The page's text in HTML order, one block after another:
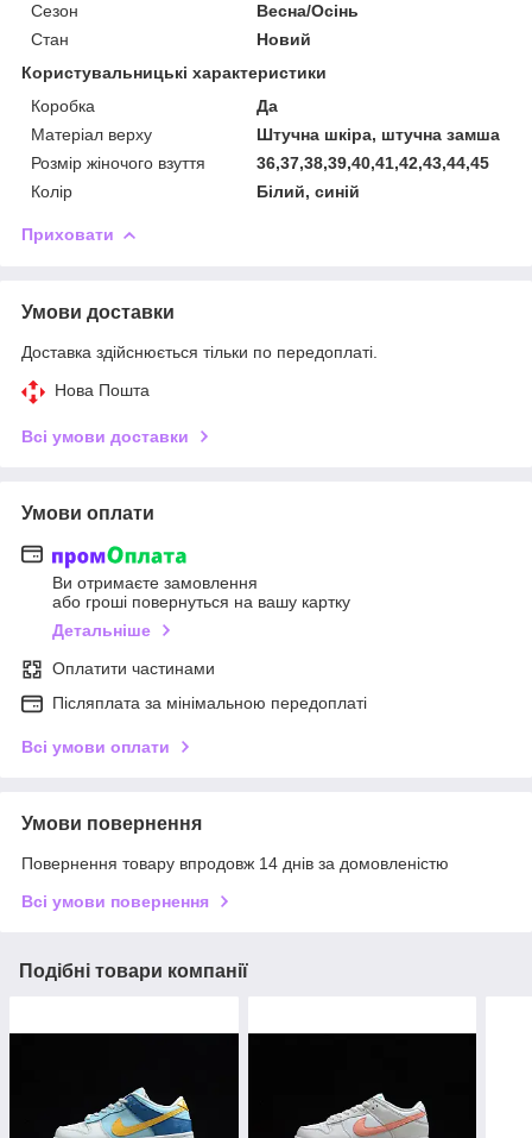
Сезон
Весна/Осінь
Стан
Новий
Користувальницькі характеристики
Коробка
Да
Матеріал верху
Штучна шкіра, штучна замша
Розмір жіночого взуття
36,37,38,39,40,41,42,43,44,45
Колір
Білий, синій
Приховати
Умови доставки
Доставка здійснюється тільки по передоплаті.
Нова Пошта
Всі умови доставки
Умови оплати
Ви отримаєте замовлення
або гроші повернуться на вашу картку
Детальніше
Оплатити частинами
Післяплата за мінімальною передоплаті
Всі умови оплати
Умови повернення
Повернення товару впродовж 14 днів за домовленістю
Всі умови повернення
Подібні товари компанії